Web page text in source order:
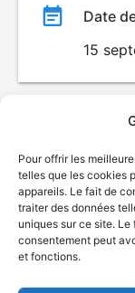
Pour offrir les
telles que les cookies
appareils. Le fait de
traiter des données
uniques sur ce site.
consentement peut
et fonctions.
Date
15
©